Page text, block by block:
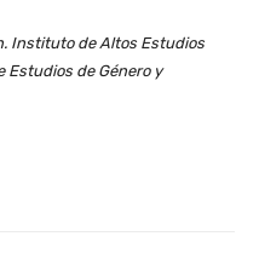
Instituto de Altos Estudios
Estudios de Género y